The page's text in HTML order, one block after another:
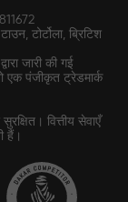
टोर्टोला, ब्रिटिश
जारी की गई
एक पंजीकृत ट्रेडमार्क
वित्तीय सेवाएँ
हैं।